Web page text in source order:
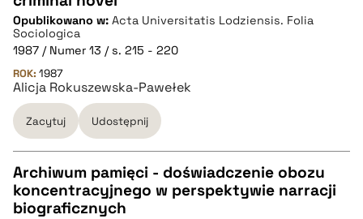
CZYSTY TEKST
pobierz cytat
BIBTEX
pobierz cytat
Opublikowano w: Acta Universitatis Lodziensis. Folia
Sociologica
1987 / Numer 13 / s. 215 - 220
ROK: 1987
Alicja Rokuszewska-Pawełek
Zacytuj Udostępnij
CZYSTY TEKST
Archiwum pamięci - doświadczenie obozu
koncentracyjnego w perspektywie narracji
biograficznych